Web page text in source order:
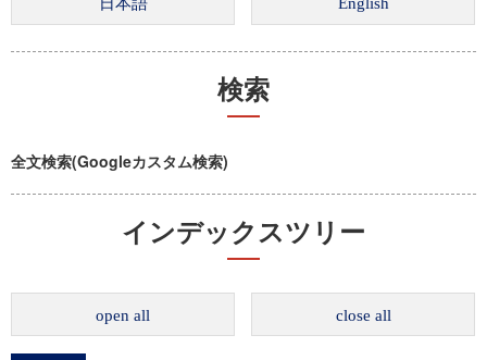
検索
全文検索(Googleカスタム検索)
インデックスツリー
open all close all